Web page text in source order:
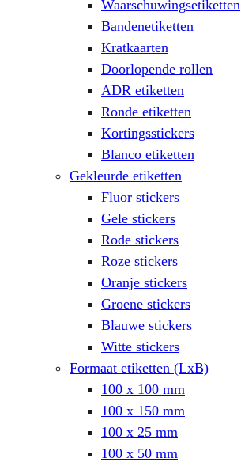
Waarschuwingsetiketten
Bandenetiketten
Kratkaarten
Doorlopende rollen
ADR etiketten
Ronde etiketten
Kortingsstickers
Blanco etiketten
Gekleurde etiketten
Fluor stickers
Gele stickers
Rode stickers
Roze stickers
Oranje stickers
Groene stickers
Blauwe stickers
Witte stickers
Formaat etiketten (LxB)
100 x 100 mm
100 x 150 mm
100 x 25 mm
100 x 50 mm